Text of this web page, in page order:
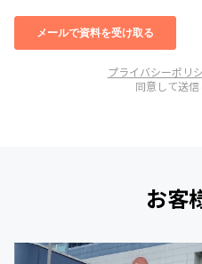
プライバシーポリ
同意して送
お客